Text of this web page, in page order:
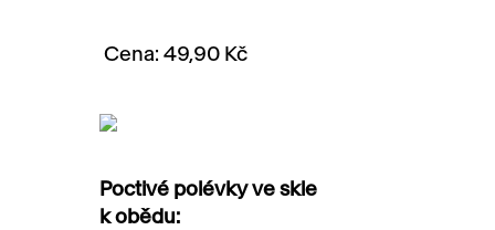
Cena: 49,90 Kč
Poctivé polévky ve skle
k obědu: